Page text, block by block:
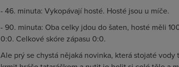
- 46. minuta: Vykopávají hosté. Hosté jsou u míče.
- 90. minuta: Oba celky jdou do šaten, hosté měli
0:0. Celkové skóre zápasu 0:0.
Ale prý se chystá nějaká novinka, která stojaté